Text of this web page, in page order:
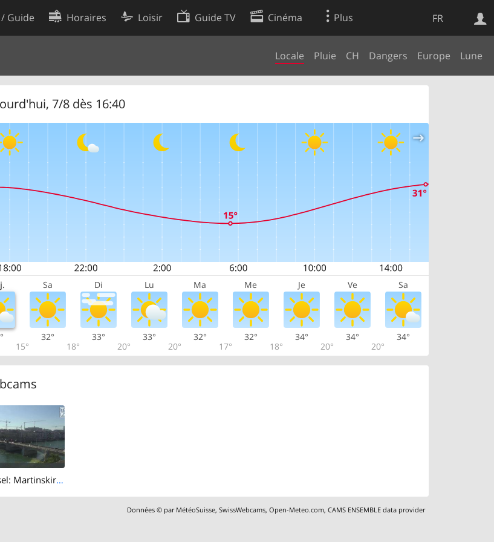
FR
Guide Horaires Loisir Guide TV Cinéma Plus
Locale Pluie CH Dangers Europe Lune
7/8 dès 16:40
Sa Di Lu Ma Me Je Ve Sa
15°
32°
18°
33°
20°
33°
20°
32°
17°
32°
18°
34°
20°
34°
20°
34°
Basel: Martinskirche - Peterskirche - Middle Bridge, Basel - Basel Minster - Pfalz - Universität Basel - Spalentor - Rhine Promenade - Wettsteinbrücke
Données © par MétéoSuisse,SwissWebcams,Open-Meteo.com,CAMS ENSEMBLE data provider
Web
Préférences de cookies